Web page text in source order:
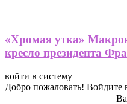
«Хромая утка»
кресло президента
войти в систему
Добро пожаловать! Войдите